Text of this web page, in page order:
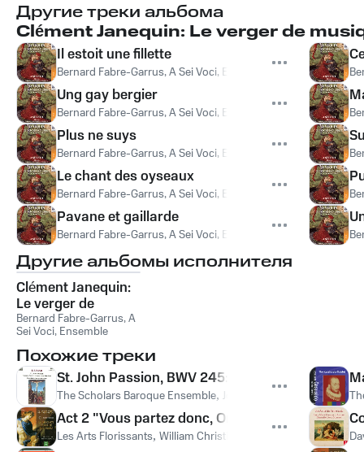
Другие треки альбома
Clément Janequin: Le verger de
Il estoit une fillette
Bernard Fabre-Garrus, A Sei Voci, Ensemble Labyrinthes,A
Ung gay bergier
Bernard Fabre-Garrus, A Sei Voci, Ensemble Labyrinthes,A
Plus ne suys
Bernard Fabre-Garrus, A Sei Voci, Ensemble Labyrinthes,A
Le chant des oyseaux
Bernard Fabre-Garrus, A Sei Voci, Ensemble Labyrinthes,A
Pavane et gaillarde
Bernard Fabre-Garrus, A Sei Voci, Ensemble Labyrinthes,A
Другие альбомы исполнителя
Clément Janequin:
Le verger de
musique
Bernard Fabre-Garrus, A
Sei Voci, Ensemble
Bernard Fabre-Garrus,
Ensemble Labyrinthes
Похожие треки
St. John Passion, BWV 245: Pt. 1 No. 5: Choral -
The Scholars Baroque Ensemble, Johann Sebastian Bach
Act 2 "Vous partez donc, Orphée" [Chorus]
Les Arts Florissants, William Christie Марк-Антуан